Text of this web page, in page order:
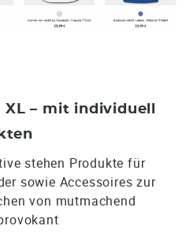
XL – mit individuell
stehen Produkte für
sowie Accessoires zur
von mutmachend